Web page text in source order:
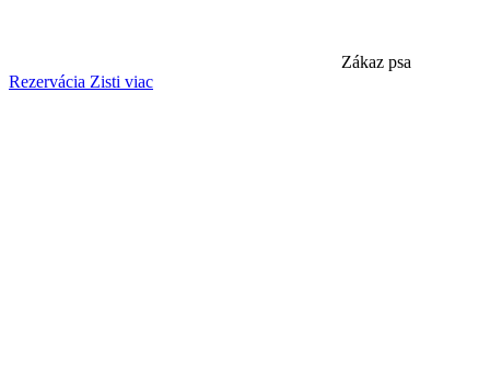
Zákaz psa
Rezervácia Zisti viac